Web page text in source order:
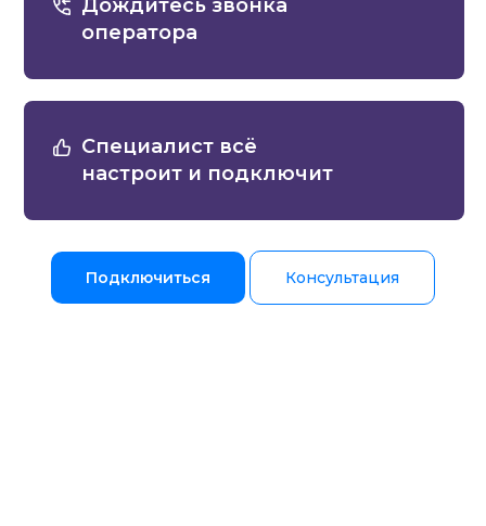
Дождитесь звонка
оператора
Специалист всё
настроит и подключит
Подключиться Консультация